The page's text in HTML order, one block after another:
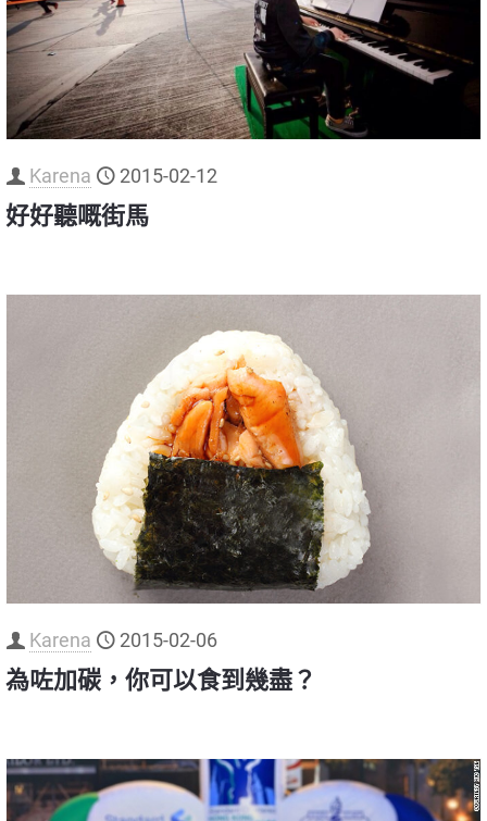
Karena 2015-02-12
好好聽嘅街馬
Karena 2015-02-06
為咗加碳，你可以食到幾盡？